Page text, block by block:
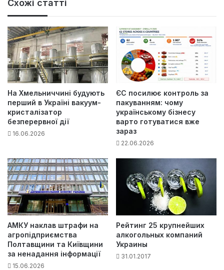
Схожі статті
На Хмельниччині будують
перший в Україні вакуум-
кристалізатор
безперервної дії
16.06.2026
ЄС посилює контроль за
пакуванням: чому
українському бізнесу
варто готуватися вже
зараз
22.06.2026
АМКУ наклав штрафи на
агропідприємства
Полтавщини та Київщини
за ненадання інформації
15.06.2026
Рейтинг 25 крупнейших
алкогольных компаний
Украины
31.01.2017